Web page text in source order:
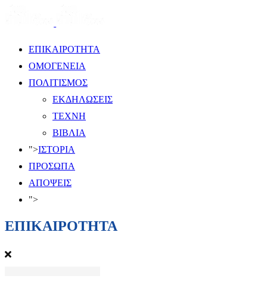
ΕΠΙΚΑΙΡΟΤΗΤΑ
ΟΜΟΓΕΝΕΙΑ
ΠΟΛΙΤΙΣΜΟΣ
ΕΚΔΗΛΩΣΕΙΣ
ΤΕΧΝΗ
ΒΙΒΛΙΑ
">ΙΣΤΟΡΙΑ
ΠΡΟΣΩΠΑ
ΑΠΟΨΕΙΣ
">
ΕΠΙΚΑΙΡΟΤΗΤΑ